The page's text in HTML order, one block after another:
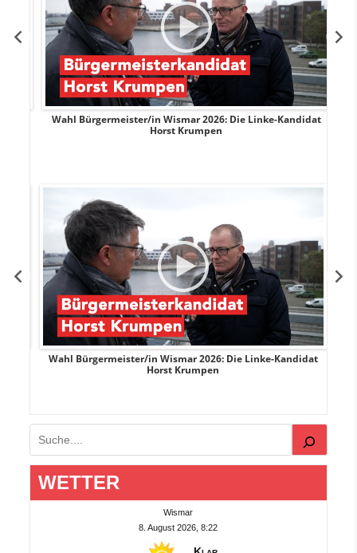
Wahl Bürgermeister/in Wismar 2026: Die Linke-Kandidat
Horst Krumpen
Wahl Bürgermeister/in Wismar 2026: Die Linke-Kandidat
Horst Krumpen
Suchen
WETTER
Wismar
8. August 2026, 8:22